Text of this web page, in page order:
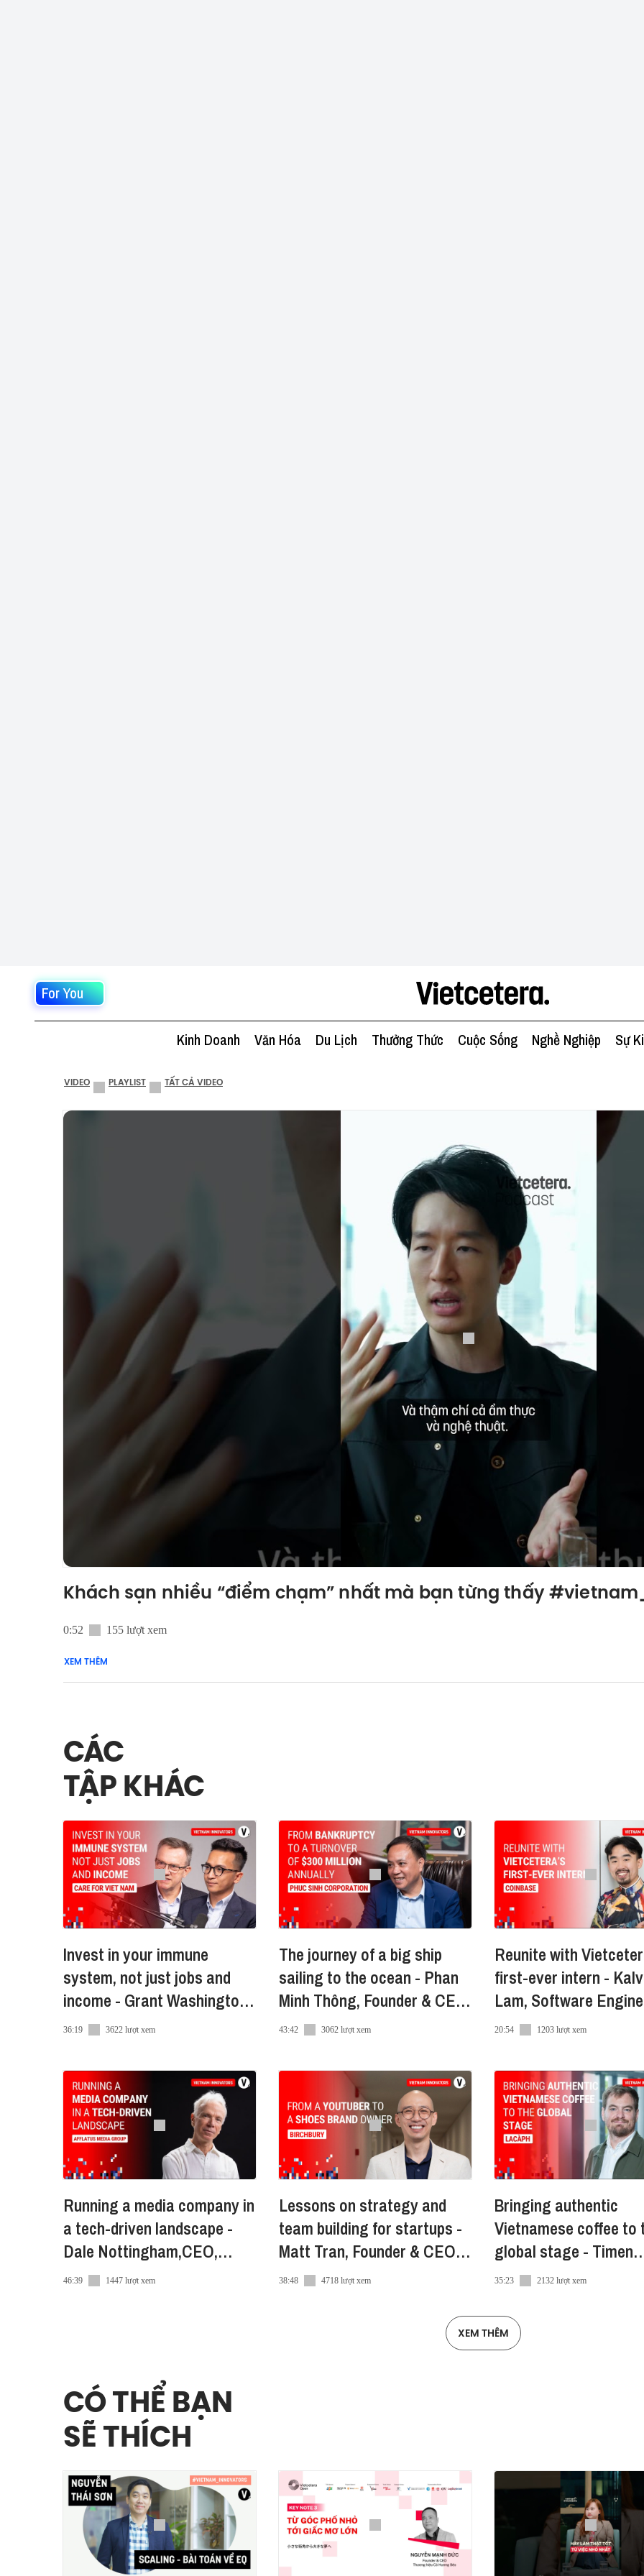
For You
Kinh Doanh Văn Hóa Du Lịch Thưởng Thức Cuộc Sống Nghề Nghiệp Sự
VIDEO PLAYLIST TẤT CẢ VIDEO
Khách sạn nhiều “điểm chạm” nhất mà bạn từng thấy
0:52 155 lượt xem
XEM THÊM
CÁC
TẬP KHÁC
Invest in your immune
system, not just jobs and
income - Grant Washington-
Smith & Vũ Hải Dương
36:19 3622 lượt xem
The journey of a big ship
sailing to the ocean - Phan
Minh Thông, Founder & CEO,
Phuc Sinh Corp.
43:42 3062 lượt xem
Reunite with
first-ever intern - Kalvin
Lam, Software
Coinbase
20:54 1203 lượt xem
Running a media company in
a tech-driven landscape -
Dale Nottingham,CEO,
Afflatus Media Group (AMG)
46:39 1447 lượt xem
Lessons on strategy and
team building for startups -
Matt Tran, Founder & CEO
Birchbury Shoes
38:48 4718 lượt xem
Bringing authentic
Vietnamese coffee to
global stage - Timen
Swijtink, Founder of
35:23 2132 lượt xem
XEM THÊM
CÓ THỂ BẠN
SẼ THÍCH